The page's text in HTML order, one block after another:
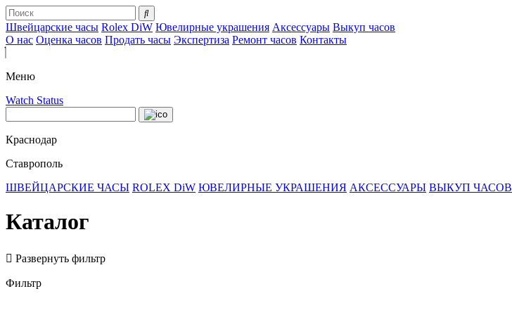
Швейцарские часы Rolex DiW Ювелирные украшения Аксессуары Выкуп часов
О нас Оценка часов Продать часы Экспертиза Ремонт часов Контакты
Меню
Watch Status
Краснодар
Ставрополь
ШВЕЙЦАРСКИЕ ЧАСЫ ROLEX DiW ЮВЕЛИРНЫЕ УКРАШЕНИЯ АКСЕССУАРЫ ВЫКУП ЧАСОВ
Каталог
Развернуть фильтр
Фильтр